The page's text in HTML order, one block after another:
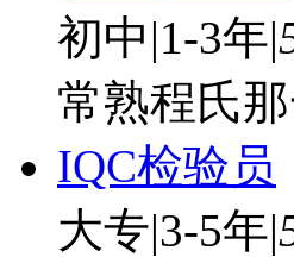
初中|1-3年|
常熟程氏
IQC检验员
大专|3-5年|